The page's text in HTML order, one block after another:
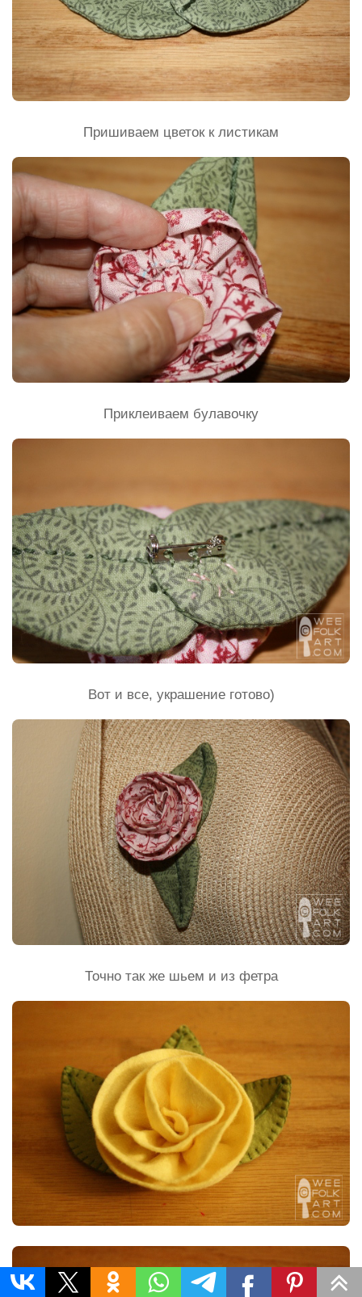
Пришиваем цветок к листикам
Приклеиваем булавочку
Вот и все, украшение готово)
Точно так же шьем и из фетра